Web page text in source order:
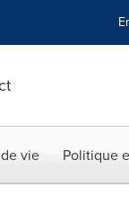
vie Politique